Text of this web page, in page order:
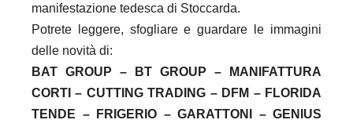
manifestazione tedesca di Stoccarda.
Potrete leggere, sfogliare e guardare le immagini
delle novità di:
BAT GROUP – BT GROUP – MANIFATTURA
CORTI – CUTTING TRADING – DFM – FLORIDA
TENDE – FRIGERIO – GARATTONI – GENIUS